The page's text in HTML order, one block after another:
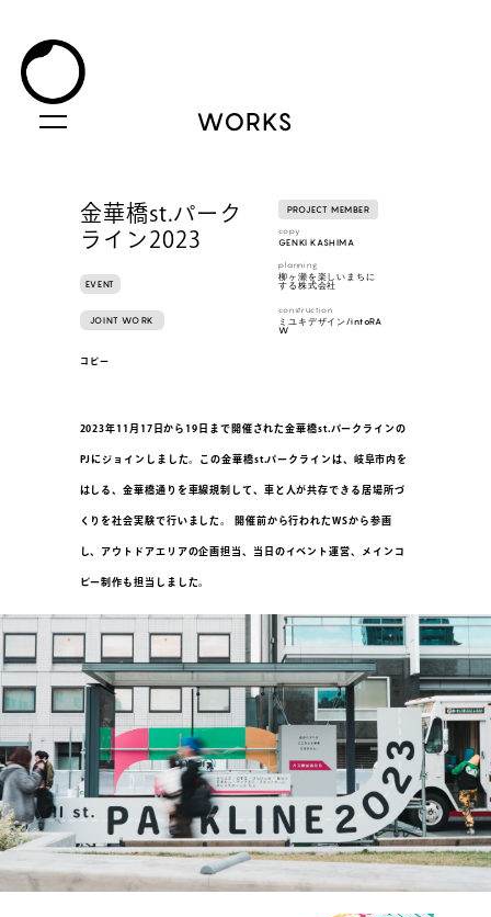
WORKS
金華橋st.パーク
ライン2023
EVENT
JOINT WORK
コピー
PROJECT MEMBER
copy
GENKI KASHIMA
planning
柳ヶ瀬を楽しいまちに
する株式会社
construction
ミユキデザイン/intoRA
W
2023年11月17日から19日まで開催された金華橋st.パークラインの
PJにジョインしました。この金華橋st.パークラインは、岐阜市内を
はしる、金華橋通りを車線規制して、車と人が共存できる居場所づ
くりを社会実験で行いました。 開催前から行われたWSから参画
し、アウトドアエリアの企画担当、当日のイベント運営、メインコ
ピー制作も担当しました。